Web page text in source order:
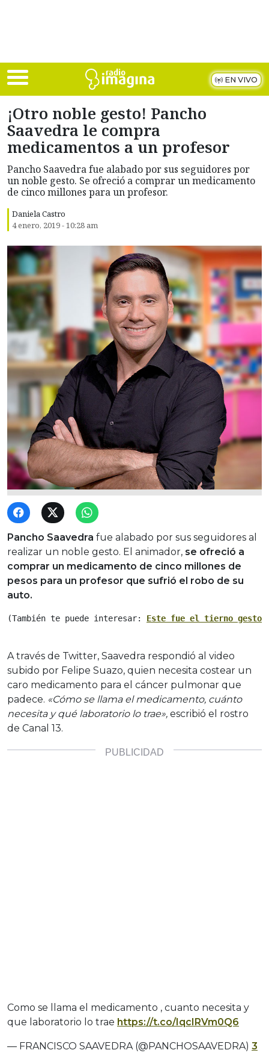
EN VIVO
¡Otro noble gesto! Pancho
Saavedra le compra
medicamentos a un profesor
Pancho Saavedra fue alabado por sus seguidores por
un noble gesto. Se ofreció a comprar un medicamento
de cinco millones para un profesor.
Daniela Castro
4 enero, 2019 - 10:28 am
Pancho Saavedra fue alabado por sus seguidores al
realizar un noble gesto. El animador, se ofreció a
comprar un medicamento de cinco millones de
pesos para un profesor que sufrió el robo de su
auto.
(También te puede interesar: Este fue el tierno gesto
A través de Twitter, Saavedra respondió al video
subido por Felipe Suazo, quien necesita costear un
caro medicamento para el cáncer pulmonar que
padece. «Cómo se llama el medicamento, cuánto
necesita y qué laboratorio lo trae», escribió el rostro
de Canal 13.
Como se llama el medicamento , cuanto necesita y
que laboratorio lo trae https://t.co/IqcIRVm0Q6
— FRANCISCO SAAVEDRA (@PANCHOSAAVEDRA) 3